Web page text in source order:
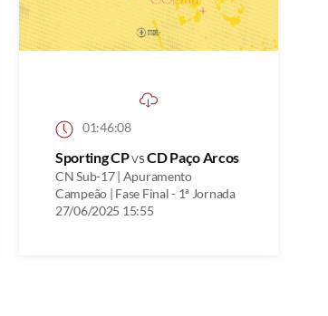
01:46:08
Sporting CPvsCD Paço Arcos
CN Sub-17 | Apuramento
Campeão | Fase Final - 1ª Jornada
27/06/2025 15:55